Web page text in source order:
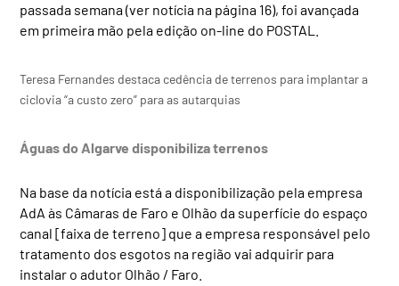
passada semana (ver notícia na página 16), foi avançada
em primeira mão pela edição on-line do POSTAL.
Teresa Fernandes destaca cedência de terrenos para implantar a
ciclovia “a custo zero” para as autarquias
Águas do Algarve disponibiliza terrenos
Na base da notícia está a disponibilização pela empresa
AdA às Câmaras de Faro e Olhão da superfície do espaço
canal [faixa de terreno] que a empresa responsável pelo
tratamento dos esgotos na região vai adquirir para
instalar o adutor Olhão / Faro.